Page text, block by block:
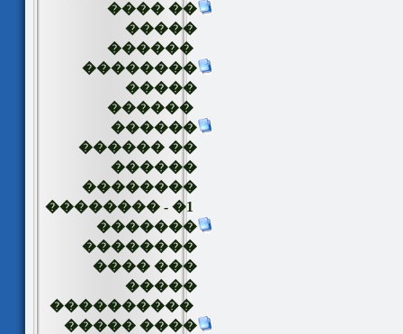
���� ��
�����
������
��������
�����
������
������
������ ��
������
��������
�������� - �1
�������
��������
���� ���
�����
����������
����� ����